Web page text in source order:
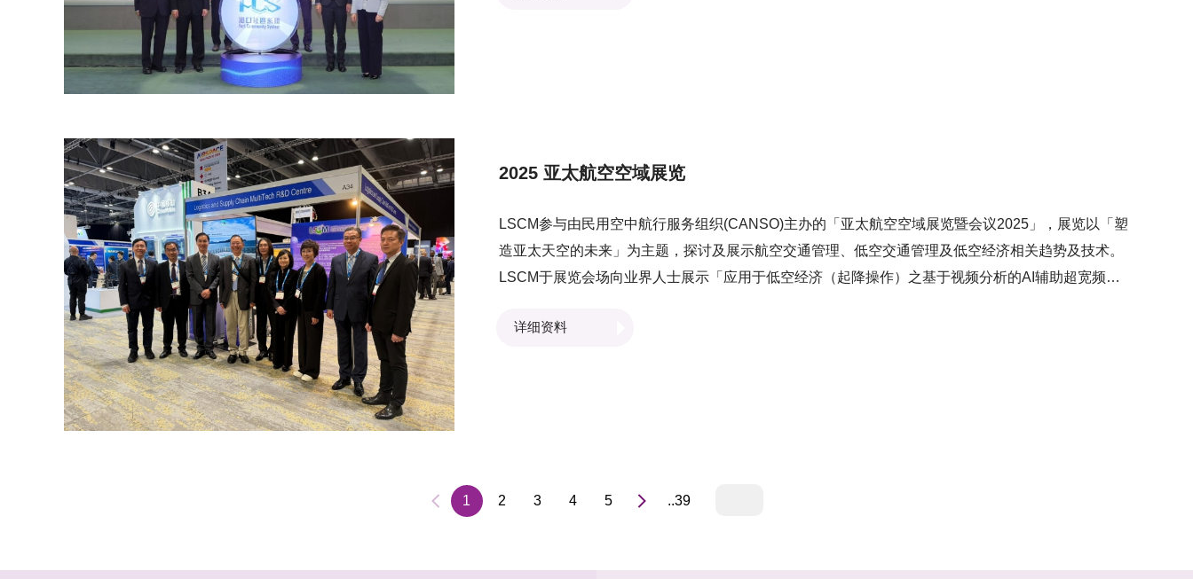
2025 亚太航空空域展览
LSCM参与由民用空中航行服务组织(CANSO)主办的「亚太航空空域展览暨会议2025」，展览以「塑
造亚太天空的未来」为主题，探讨及展示航空交通管理、低空交通管理及低空经济相关趋势及技术。
LSCM于展览会场向业界人士展示「应用于低空经济（起降操作）之基于视频分析的AI辅助超宽频定
迈向更安全、可靠的发展。
详细资料
1 2 3 4 5 ..39